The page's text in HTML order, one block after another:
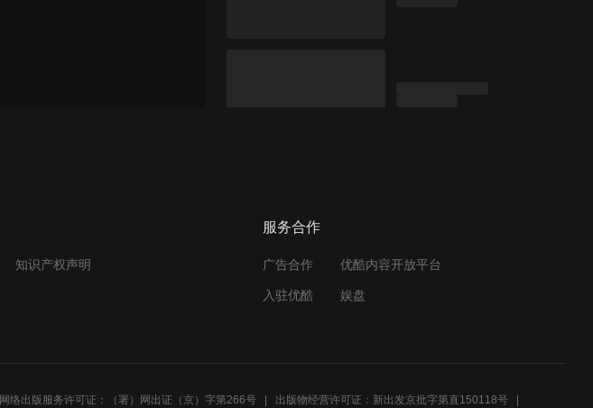
知识产权声明
服务合作
广告合作 优酷内容开放平台
入驻优酷 娱盘
网络出版服务许可证：（署）网出证（京）字第266号 出版物经营许可证：新出发京批字第直150118号